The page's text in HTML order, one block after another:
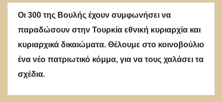
Οι 300 της Βουλής έχουν συμφωνήσει να
παραδώσουν στην Τουρκία εθνική κυριαρχία και
κυριαρχικά δικαιώματα. Θέλουμε στο κοινοβούλιο
ένα νέο πατριωτικό κόμμα, για να τους χαλάσει τα
σχέδια.